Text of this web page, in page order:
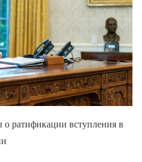
ратификации вступления в